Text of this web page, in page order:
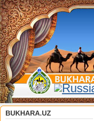
BUKHARA.UZ